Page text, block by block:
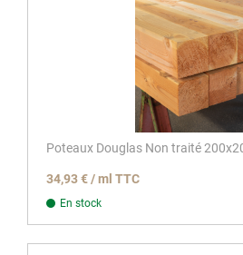
Poteaux Douglas Non traité
34,93 € / ml TTC
En stock